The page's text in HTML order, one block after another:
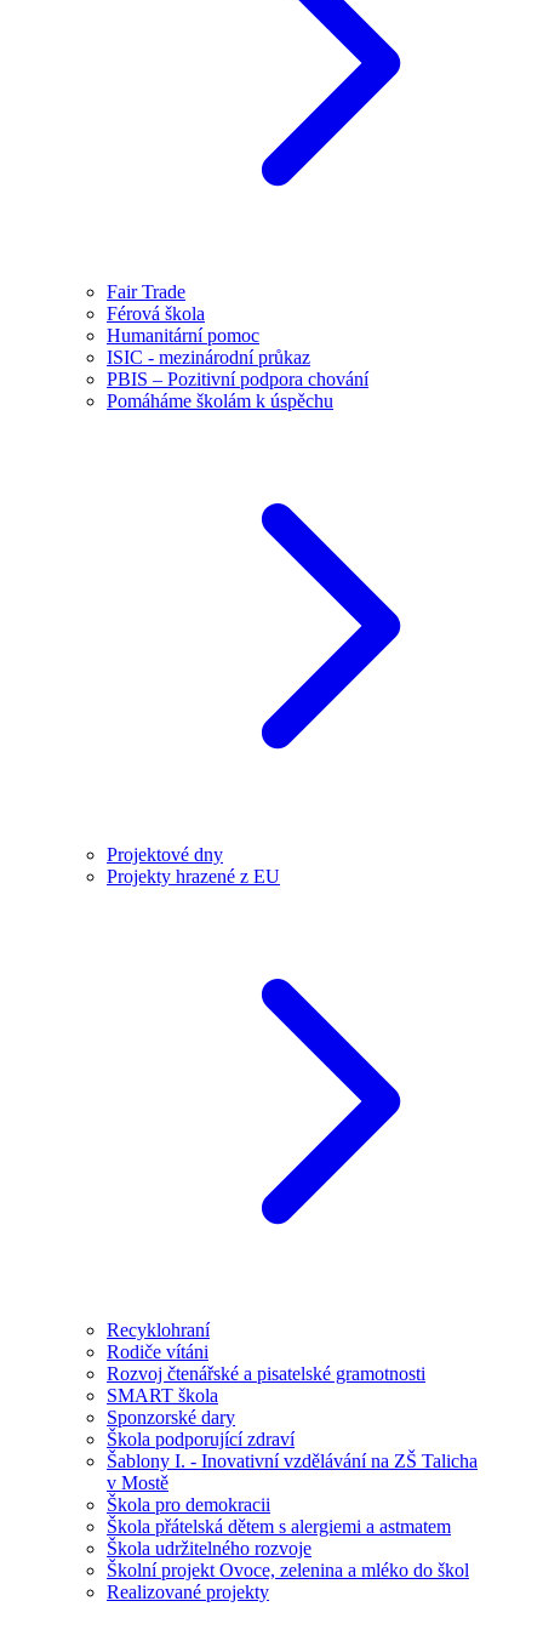
Fair Trade
Férová škola
Humanitární pomoc
ISIC - mezinárodní průkaz
PBIS – Pozitivní podpora chování
Pomáháme školám k úspěchu
Projektové dny
Projekty hrazené z EU
Recyklohraní
Rodiče vítáni
Rozvoj čtenářské a pisatelské gramotnosti
SMART škola
Sponzorské dary
Škola podporující zdraví
Šablony I. - Inovativní vzdělávání na ZŠ Talicha
v Mostě
Škola pro demokracii
Škola přátelská dětem s alergiemi a astmatem
Škola udržitelného rozvoje
Školní projekt Ovoce, zelenina a mléko do škol
Realizované projekty